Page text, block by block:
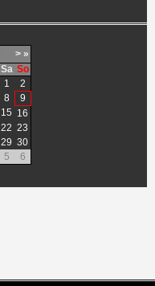
> »
Sa So
1
2
8
9
15 16
22 23
29 30
5 6